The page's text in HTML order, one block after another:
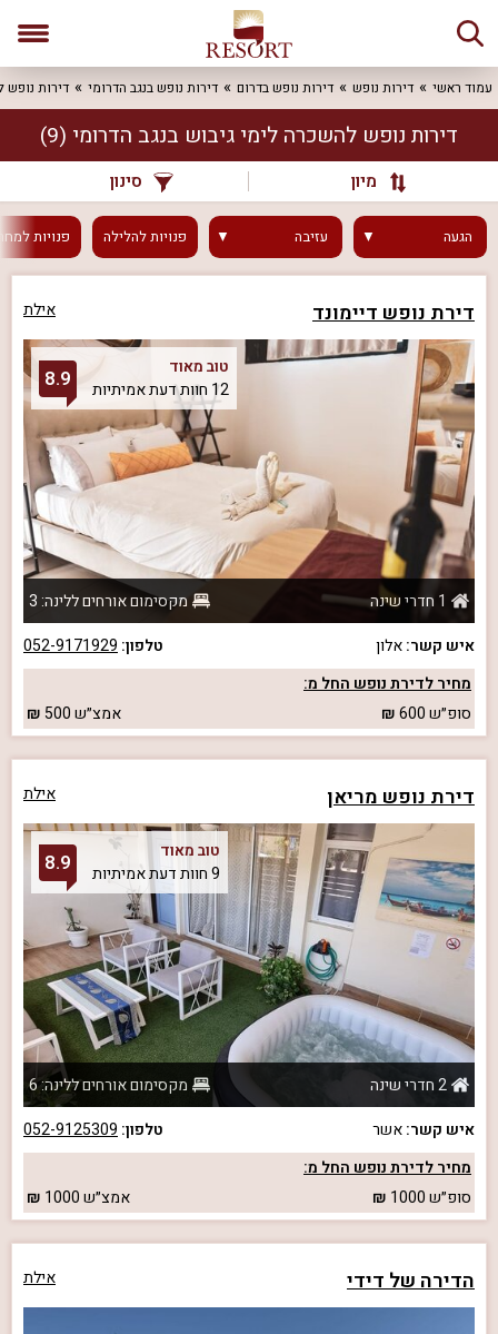
עמוד ראשי דירות נופש דירות נופש בדרום דירות נופש בנגב הדרומי דירות נופש
דירות נופש להשכרה לימי גיבוש בנגב הדרומי (9)
מיון סינון
הגעה עזיבה פנויותלהלילה פנויות
דירת נופש דיימונד אילת
טוב מאוד
12 חוות דעת אמיתיות
8.9
1 חדרי שינה
מקסימום אורחים ללינה: 3
איש קשר:אלון טלפון: 052-9171929
מחיר לדירת נופש החל מ:
סופ״ש600 אמצ״ש500
דירת נופש מריאן אילת
טוב מאוד
9 חוות דעת אמיתיות
8.9
2 חדרי שינה
מקסימום אורחים ללינה: 6
איש קשר:אשר טלפון: 052-9125309
מחיר לדירת נופש החל מ:
סופ״ש1000 אמצ״ש1000
הדירה של דידי אילת